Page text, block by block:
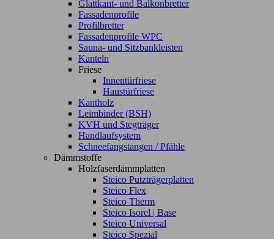
Glattkant- und Balkonbretter
Fassadenprofile
Profilbretter
Fassadenprofile WPC
Sauna- und Sitzbankleisten
Kanteln
Friese
Innentürfriese
Haustürfriese
Kantholz
Leimbinder (BSH)
KVH und Stegträger
Handlaufsystem
Schneefangstangen / Pfähle
Dämmstoffe
Holzfaserdämmplatten
Steico Putzträgerplatten
Steico Flex
Steico Therm
Steico Isorel | Base
Steico Universal
Steico Spezial